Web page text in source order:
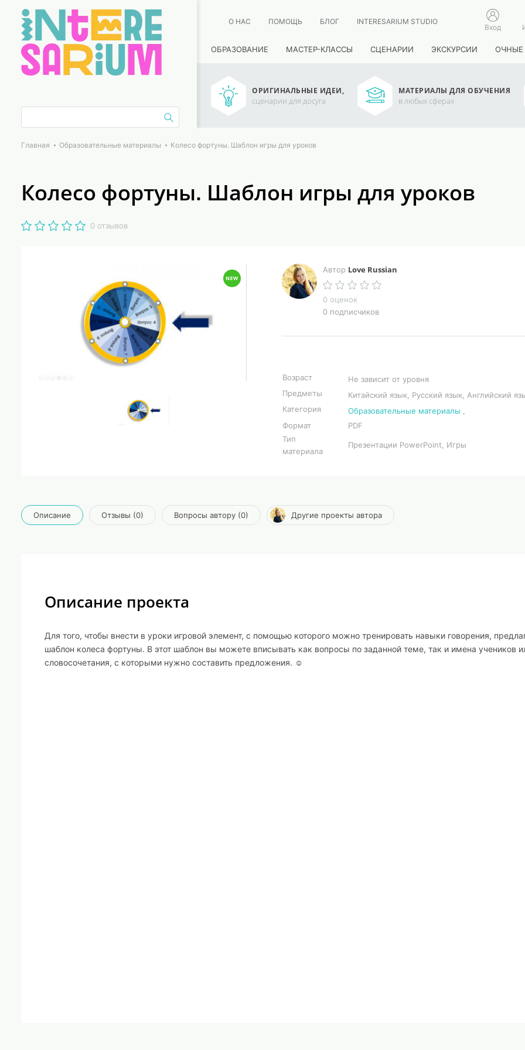
О НАС ПОМОЩЬ БЛОГ INTERESARIUM STUDIO
Вход
ОБРАЗОВАНИЕ МАСТЕР-КЛАССЫ СЦЕНАРИИ ЭКСКУРСИИ ОЧНЫЕ
ОРИГИНАЛЬНЫЕ ИДЕИ,
сценарии для досуга
МАТЕРИАЛЫ ДЛЯ ОБУЧЕНИЯ
в любых сферах
Главная Образовательные материалы Колесо фортуны. Шаблон игры для уроков
Колесо фортуны. Шаблон игры для уроков
0 отзывов
Автор Love Russian
0 оценок
0 подписчиков
Возраст
Не зависит от уровня
Предметы
Китайский язык, Русский язык, Английский
Категория
Образовательные материалы
Формат
PDF
Тип
материала
Презентации PowerPoint, Игры
Описание Отзывы (0) Вопросы автору (0) Другие проекты автора
Описание проекта
Для того, чтобы внести в уроки игровой элемент, с помощью которого можно тренировать навыки говорения,
шаблон колеса фортуны. В этот шаблон вы можете вписывать как вопросы по заданной теме, так и имена учеников
словосочетания, с которыми нужно составить предложения. ☺️